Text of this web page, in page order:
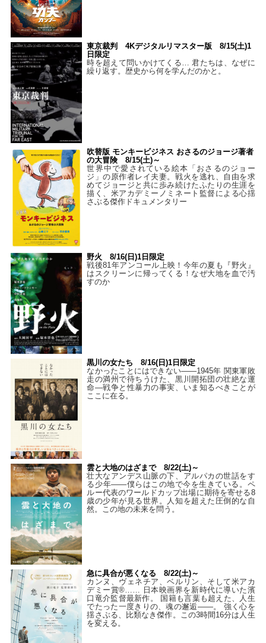
東京裁判 4Kデジタルリマスター版 8/15(土)1
日限定
時を超えて問いかけてくる… 君たちは、なぜに
繰り返す。歴史から何を学んだのかと。
吹替版 モンキービジネス おさるのジョージ著者
の大冒険 8/15(土)～
世界中で愛されている絵本「おさるのジョー
ジ」の原作者レイ夫妻。戦火を逃れ、自由を求
めてジョージと共に歩み続けたふたりの生涯を
描く、米アカデミーノミネート監督による心揺
さぶる傑作ドキュメンタリー
野火 8/16(日)1日限定
戦後81年アンコール上映！今年の夏も『野火』
はスクリーンに帰ってくる！なぜ大地を血で汚
すのか
黒川の女たち 8/16(日)1日限定
なかったことにはできない——1945年 関東軍敗
走の満州で待ちうけた、黒川開拓団の壮絶な運
命―戦争と性暴力の事実、いま知るべきことが
ここに在る。
雲と大地のはざまで 8/22(土)～
壮大なアンデス山脈の下、アルパカの世話をす
る少年――僕らはこの地で今を生きている。ペ
ルー代表のワールドカップ出場に期待を寄せる8
歳の少年が見る世界。人知を超えた圧倒的な自
然。この地の未来を問う。
急に具合が悪くなる 8/22(土)～
カンヌ、ヴェネチア、ベルリン、そして米アカ
デミー賞®…… 日本映画界を新時代に導いた濱
口竜介監督最新作。 国籍も言葉も超えた、人生
でたった一度きりの、魂の邂逅――。 強く心を
揺さぶる、比類なき傑作。この3時間16分は人生
を変える。